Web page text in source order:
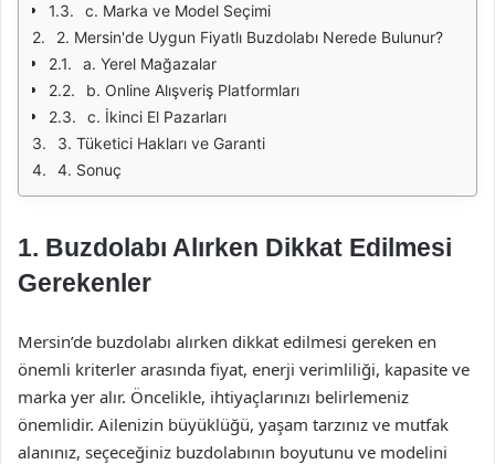
c. Marka ve Model Seçimi
2. Mersin'de Uygun Fiyatlı Buzdolabı Nerede Bulunur?
a. Yerel Mağazalar
b. Online Alışveriş Platformları
c. İkinci El Pazarları
3. Tüketici Hakları ve Garanti
4. Sonuç
1. Buzdolabı Alırken Dikkat Edilmesi
Gerekenler
Mersin’de buzdolabı alırken dikkat edilmesi gereken en
önemli kriterler arasında fiyat, enerji verimliliği, kapasite ve
marka yer alır. Öncelikle, ihtiyaçlarınızı belirlemeniz
önemlidir. Ailenizin büyüklüğü, yaşam tarzınız ve mutfak
alanınız, seçeceğiniz buzdolabının boyutunu ve modelini